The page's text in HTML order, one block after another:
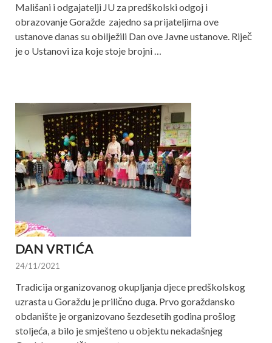
Mališani i odgajatelji JU za predškolski odgoj i
obrazovanje Goražde zajedno sa prijateljima ove
ustanove danas su obilježili Dan ove Javne ustanove. Riječ
je o Ustanovi iza koje stoje brojni …
DAN VRTIĆA
24/11/2021
Tradicija organizovanog okupljanja djece predškolskog
uzrasta u Goraždu je prilično duga. Prvo goraždansko
obdanište je organizovano šezdesetih godina prošlog
stoljeća, a bilo je smješteno u objektu nekadašnjeg